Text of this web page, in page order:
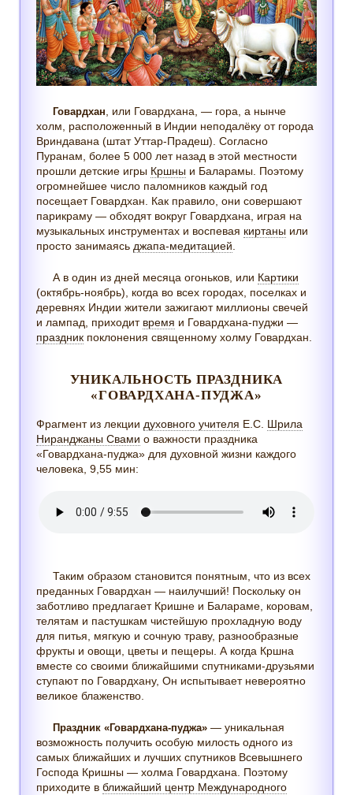
Говардхан , или Говардхана, — гора, а нынче
холм, расположенный в Индии неподалёку от города
Вриндавана (штат Уттар-Прадеш). Согласно
Пуранам, более 5 000 лет назад в этой местности
прошли детские игры Кршны и Баларамы. Поэтому
огромнейшее число паломников каждый год
посещает Говардхан. Как правило, они совершают
парикраму — обходят вокруг Говардхана, играя на
музыкальных инструментах и воспевая киртаны или
просто занимаясь джапа-медитацией
А в один из дней месяца огоньков, или Картики
(октябрь-ноябрь), когда во всех городах, поселках и
деревнях Индии жители зажигают миллионы свечей
и лампад, приходит время и Говардхана-пуджи —
праздник поклонения священному холму Говардхан.
УНИКАЛЬНОСТЬ ПРАЗДНИКА
«ГОВАРДХАНА-ПУДЖА»
Фрагмент из лекции духовного учителя Е.С. Шрила
Ниранджаны Свами о важности праздника
«Говардхана-пуджа» для духовной жизни каждого
человека, 9,55 мин:
Таким образом становится понятным, что из всех
преданных Говардхан — наилучший! Поскольку он
заботливо предлагает Кришне и Балараме, коровам,
телятам и пастушкам чистейшую прохладную воду
для питья, мягкую и сочную траву, разнообразные
фрукты и овощи, цветы и пещеры. А когда Кршна
вместе со своими ближайшими спутниками-друзьями
ступают по Говардхану, Он испытывает невероятно
великое блаженство.
Праздник «Говардхана-пуджа» — уникальная
возможность получить особую милость одного из
самых ближайших и лучших спутников Всевышнего
Господа Кришны — холма Говардхана. Поэтому
приходите в ближайший центр Международного